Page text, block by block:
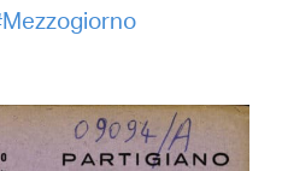
Mezzogiorno